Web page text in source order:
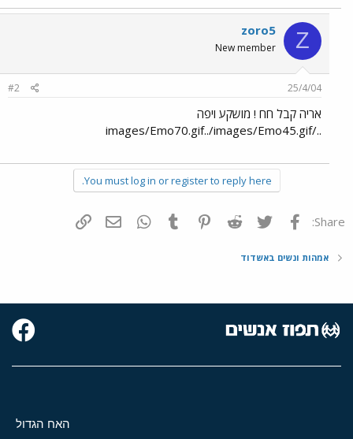
Z
zoro5
New member
25/4/04
#2
אריה קבל חח ! מושקע ויפה
../images/Emo70.gif../images/Emo45.gif
You must log in or register to reply here.
Share: פייסבוק Twitter
Reddit
Pinterest
Tumblr
WhatsAppדואר אלקטרוני
אמהות ונשים באשדוד
האח הגדול